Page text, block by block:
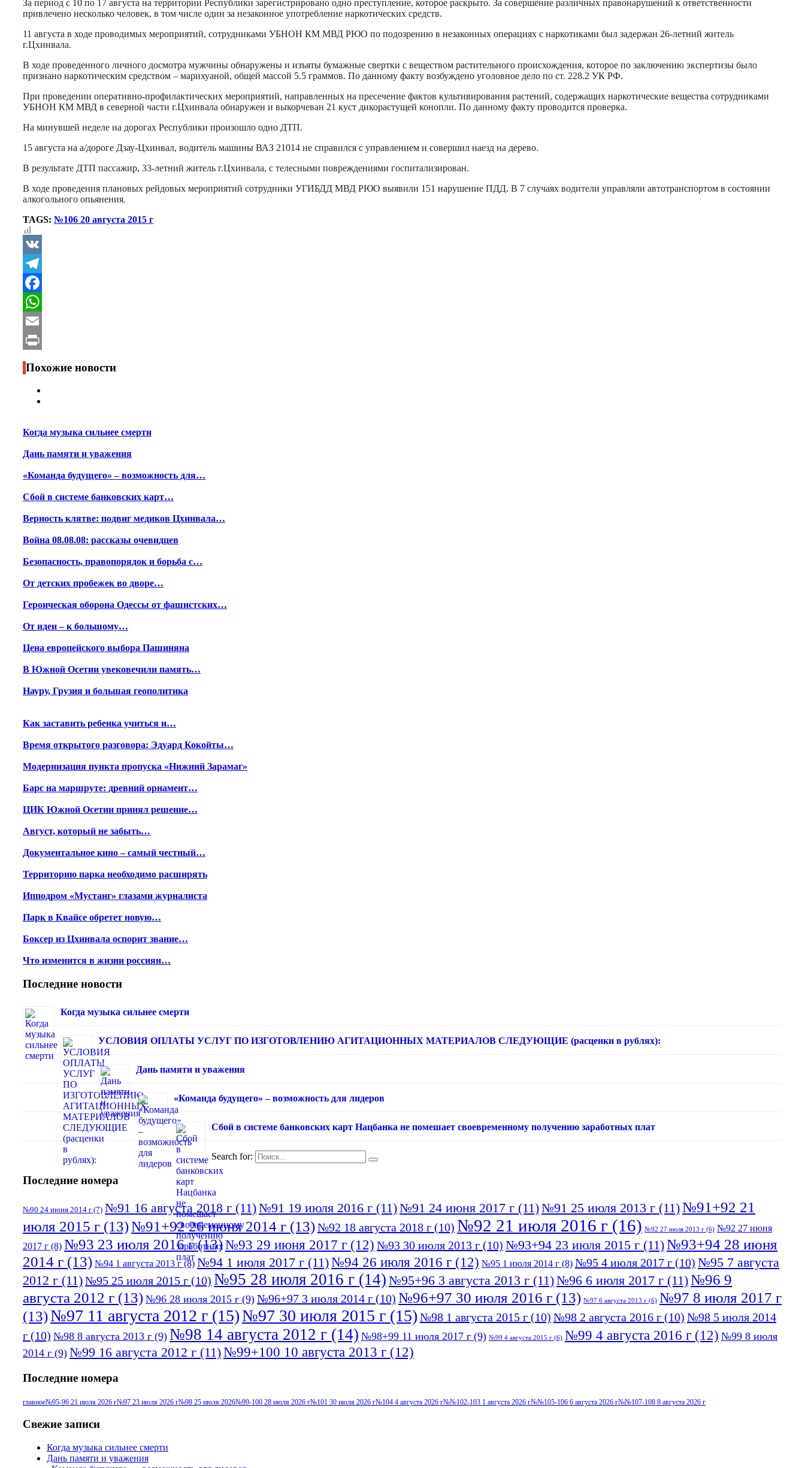
За период с 10 по 17 августа на территории Республики зарегистрировано одно преступление, которое раскрыто. За совершение различных правонарушений к ответственности
привлечено несколько человек, в том числе один за незаконное употребление наркотических средств.
11 августа в ходе проводимых мероприятий, сотрудниками УБНОН КМ МВД РЮО по подозрению в незаконных операциях с наркотиками был задержан 26-летний житель
г.Цхинвала.
В ходе проведенного личного досмотра мужчины обнаружены и изъяты бумажные свертки с веществом растительного происхождения, которое по заключению экспертизы было
признано наркотическим средством – марихуаной, общей массой 5.5 граммов. По данному факту возбуждено уголовное дело по ст. 228.2 УК РФ.
При проведении оперативно-профилактических мероприятий, направленных на пресечение фактов культивирования растений, содержащих наркотические вещества сотрудниками
УБНОН КМ МВД в северной части г.Цхинвала обнаружен и выкорчеван 21 куст дикорастущей конопли. По данному факту проводится проверка.
На минувшей неделе на дорогах Республики произошло одно ДТП.
15 августа на а/дороге Дзау-Цхинвал, водитель машины ВАЗ 21014 не справился с управлением и совершил наезд на дерево.
В результате ДТП пассажир, 33-летний житель г.Цхинвала, с телесными повреждениями госпитализирован.
В ходе проведения плановых рейдовых мероприятий сотрудники УГИБДД МВД РЮО выявили 151 нарушение ПДД. В 7 случаях водители управляли автотранспортом в состоянии
алкогольного опьянения.
TAGS: №106 20 августа 2015 г
VK
Telegram
Facebook
WhatsApp
Email
Print
Похожие новости
Когда музыка сильнее смерти
Дань памяти и уважения
«Команда будущего» – возможность для…
Сбой в системе банковских карт…
Верность клятве: подвиг медиков Цхинвала…
Война 08.08.08: рассказы очевидцев
Безопасность, правопорядок и борьба с…
От детских пробежек во дворе…
Героическая оборона Одессы от фашистских…
От идеи – к большому…
Цена европейского выбора Пашиняна
В Южной Осетии увековечили память…
Науру, Грузия и большая геополитика
Как заставить ребенка учиться и…
Время открытого разговора: Эдуард Кокойты…
Модернизация пункта пропуска «Нижний Зарамаг»
Барс на маршруте: древний орнамент…
ЦИК Южной Осетии принял решение…
Август, который не забыть…
Документальное кино – самый честный…
Территорию парка необходимо расширять
Ипподром «Мустанг» глазами журналиста
Парк в Квайсе обретет новую…
Боксер из Цхинвала оспорит звание…
Что изменится в жизни россиян…
Последние новости
Когда музыка сильнее смерти
УСЛОВИЯ ОПЛАТЫ УСЛУГ ПО ИЗГОТОВЛЕНИЮ АГИТАЦИОННЫХ МАТЕРИАЛОВ СЛЕДУЮЩИЕ (расценки в рублях):
Дань памяти и уважения
«Команда будущего» – возможность для лидеров
Сбой в системе банковских карт Нацбанка не помешает своевременному получению заработных плат
Search for:
Последние номера
№90 24 июня 2014 г (7) №91 16 августа 2018 г (11)№91 19 июля 2016 г (11)№91 24 июня 2017 г (11)№91 25 июля 2013 г (11)№91+92 21
июля 2015 г (13)№91+92 26 июня 2014 г (13)№92 18 августа 2018 г (10) №92 21 июля 2016 г (16) №92 27 июля 2013 г (6) №92 27 июня
2017 г (8) №93 23 июля 2016 г(13)№93 29 июня 2017 г (12) №93 30 июля 2013 г (10) №93+94 23 июля 2015 г (11)№93+94 28 июня
2014 г (13) №94 1 августа 2013 г(8) №94 1 июля 2017 г (11)№94 26 июля 2016 г (12) №95 1 июля 2014 г (8) №95 4 июля 2017 г (10) №95 7 августа
2012 г (11)№95 25 июля 2015 г (10) №95 28 июля 2016 г (14) №95+96 3 августа 2013 г (11)№96 6 июля 2017 г (11)№96 9
августа 2012 г (13) №96 28 июля 2015 г (9) №96+97 3 июля 2014 г (10) №96+97 30 июля 2016 г (13) №97 6 августа 2013 г (6) №97 8 июля 2017 г
(13)№97 11 августа 2012 г (15)№97 30 июля 2015 г (15) №98 1 августа 2015 г (10) №98 2 августа 2016 г (10) №98 5 июля 2014
г (10) №98 8 августа 2013 г (9) №98 14 августа 2012 г (14) №98+99 11 июля 2017 г (9) №99 4 августа 2015 г (6) №99 4 августа 2016 г (12) №99 8 июля
2014 г (9) №99 16 августа 2012 г (11)№99+100 10 августа 2013 г (12)
Последние номера
главное№95-96 21 июля 2026 г№97 23 июля 2026 г№98 25 июля 2026№99-100 28 июля 2026 г№101 30 июля 2026 г№104 4 августа 2026 г№№102-103 1 августа 2026 г№№105-106 6 августа 2026 г№№107-108 8 августа 2026 г
Свежие записи
Когда музыка сильнее смерти
Дань памяти и уважения